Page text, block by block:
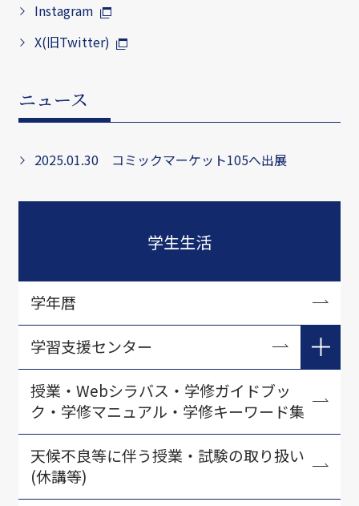
Instagram
X(旧Twitter)
ニュース
2025.01.30 コミックマーケット105へ出展
学生生活
学年暦
学習支援センター
在学生向け学習支援
入学準備学習プログラム
初年次教育に関する教材開発
教育力アップセミナー
授業・Webシラバス・学修ガイドブッ
ク・学修マニュアル・学修キーワード集
天候不良等に伴う授業・試験の取り扱い
(休講等)